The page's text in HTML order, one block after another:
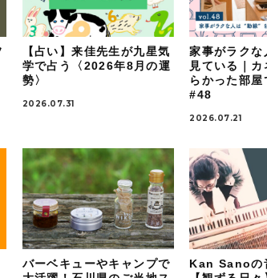
【占い】来佳先生が九星気
学で占う〈2026年8月の運
勢〉
2026.07.31
家事がラクな
見ている｜
らかった部屋
#48
2026.07.21
バーベキューやキャンプで
Kan Sanoの